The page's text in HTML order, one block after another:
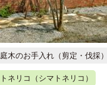
庭木のお手入れ（剪定・伐採）
トネリコ（シマトネリコ）